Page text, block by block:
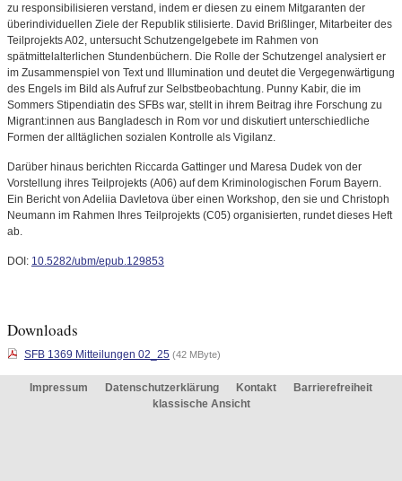
zu responsibilisieren verstand, indem er diesen zu einem Mitgaranten der
überindividuellen Ziele der Republik stilisierte. David Brißlinger, Mitarbeiter des
Teilprojekts A02, untersucht Schutzengelgebete im Rahmen von
spätmittelalterlichen Stundenbüchern. Die Rolle der Schutzengel analysiert er
im Zusammenspiel von Text und Illumination und deutet die Vergegenwärtigung
des Engels im Bild als Aufruf zur Selbstbeobachtung. Punny Kabir, die im
Sommers Stipendiatin des SFBs war, stellt in ihrem Beitrag ihre Forschung zu
Migrant:innen aus Bangladesch in Rom vor und diskutiert unterschiedliche
Formen der alltäglichen sozialen Kontrolle als Vigilanz.
Darüber hinaus berichten Riccarda Gattinger und Maresa Dudek von der
Vorstellung ihres Teilprojekts (A06) auf dem Kriminologischen Forum Bayern.
Ein Bericht von Adeliia Davletova über einen Workshop, den sie und Christoph
Neumann im Rahmen Ihres Teilprojekts (C05) organisierten, rundet dieses Heft
ab.
DOI: 10.5282/ubm/epub.129853
Downloads
SFB 1369 Mitteilungen 02_25 (42 MByte)
Impressum Datenschutzerklärung Kontakt
Barrierefreiheit
klassische Ansicht